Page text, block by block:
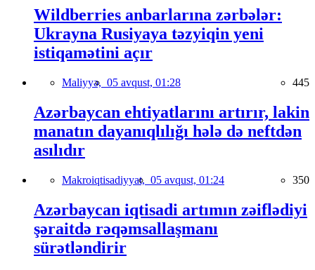
Wildberries anbarlarına zərbələr:
Ukrayna Rusiyaya təzyiqin yeni
istiqamətini açır
Maliyyə, 05 avqust, 01:28 445
Azərbaycan ehtiyatlarını artırır, lakin
manatın dayanıqlılığı hələ də neftdən
asılıdır
Makroiqtisadiyyat, 05 avqust, 01:24 350
Azərbaycan iqtisadi artımın zəiflədiyi
şəraitdə rəqəmsallaşmanı
sürətləndirir